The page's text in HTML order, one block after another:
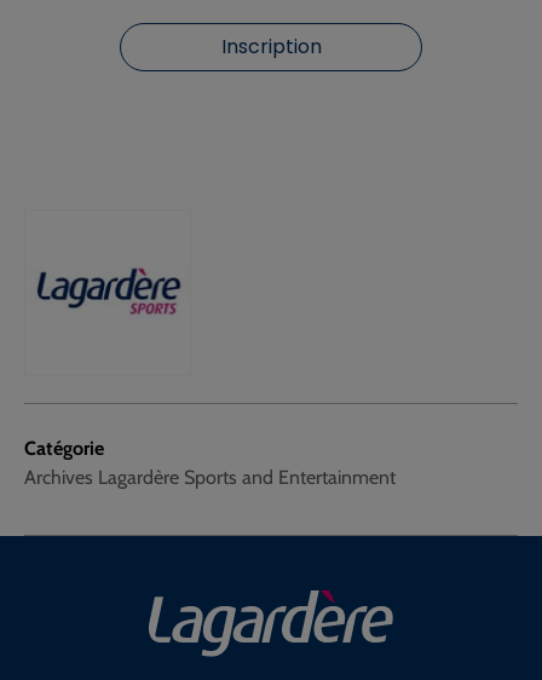
Catégorie
Archives Lagardère Sports and Entertainment
Inscription